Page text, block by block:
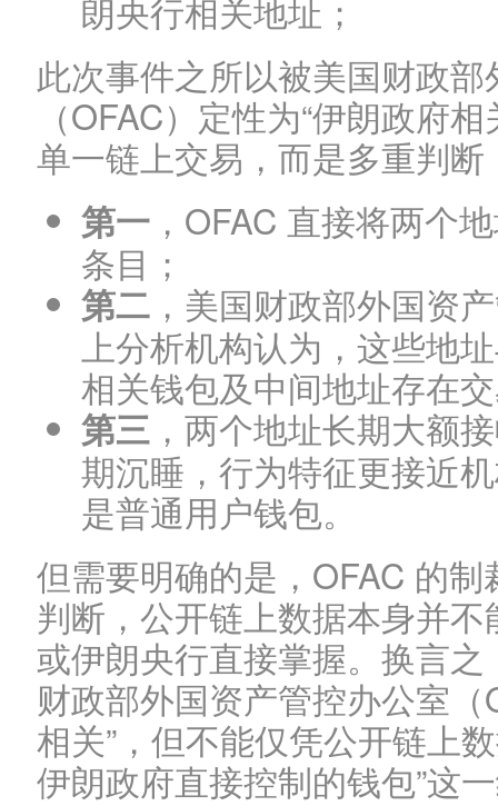
朗央行相关地址；
此次事件之所以被美国财政
（OFAC）定性为“伊朗政府
单一链上交易，而是多重判断
第一 ，OFAC 直接将两个
条目；
第二 ，美国财政部外国资
上分析机构认为，这些地
相关钱包及中间地址存在
第三 ，两个地址长期大额
期沉睡，行为特征更接近
是普通用户钱包。
但需要明确的是，OFAC 的
判断，公开链上数据本身并
或伊朗央行直接掌握。换言
财政部外国资产管控办公室
相关”，但不能仅凭公开链上
伊朗政府直接控制的钱包”这